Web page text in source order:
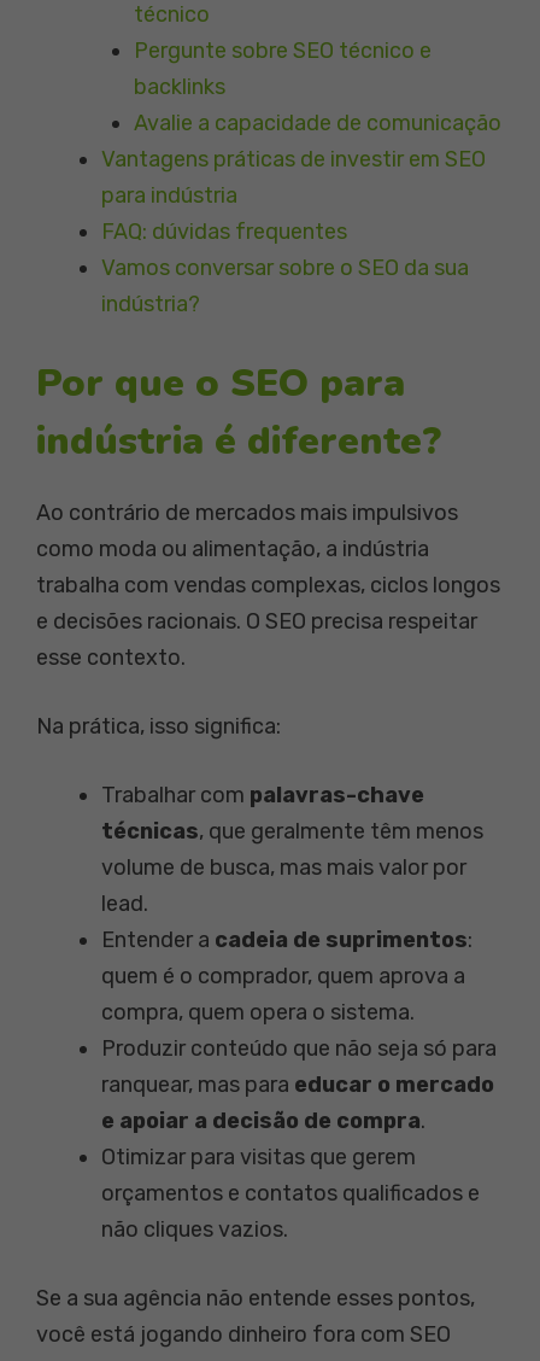
técnico
Pergunte sobre SEO técnico e
backlinks
Avalie a capacidade de comunicação
Vantagens práticas de investir em SEO
para indústria
FAQ: dúvidas frequentes
Vamos conversar sobre o SEO da sua
indústria?
Por que o SEO para
indústria é diferente?
Ao contrário de mercados mais impulsivos
como moda ou alimentação, a indústria
trabalha com vendas complexas, ciclos longos
e decisões racionais. O SEO precisa respeitar
esse contexto.
Na prática, isso significa:
Trabalhar com palavras-chave
técnicas, que geralmente têm menos
volume de busca, mas mais valor por
lead.
Entender a cadeia de suprimentos:
quem é o comprador, quem aprova a
compra, quem opera o sistema.
Produzir conteúdo que não seja só para
ranquear, mas para educar o mercado
e apoiar a decisão de compra.
Otimizar para visitas que gerem
orçamentos e contatos qualificados e
não cliques vazios.
Se a sua agência não entende esses pontos,
você está jogando dinheiro fora com SEO